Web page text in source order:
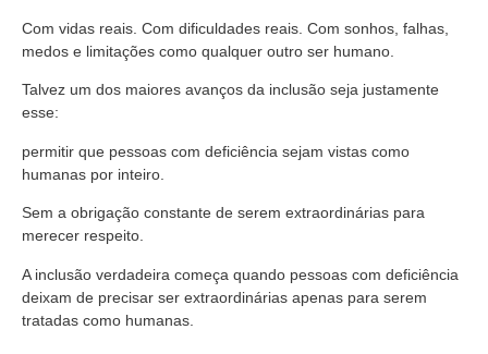
Com vidas reais. Com dificuldades reais. Com sonhos, falhas,
medos e limitações como qualquer outro ser humano.
Talvez um dos maiores avanços da inclusão seja justamente
esse:
permitir que pessoas com deficiência sejam vistas como
humanas por inteiro.
Sem a obrigação constante de serem extraordinárias para
merecer respeito.
A inclusão verdadeira começa quando pessoas com deficiência
deixam de precisar ser extraordinárias apenas para serem
tratadas como humanas.